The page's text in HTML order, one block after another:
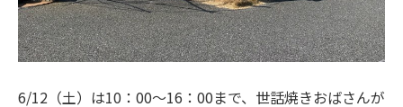
6/12（土）は10：00～16：00まで、世話焼きおばさんが